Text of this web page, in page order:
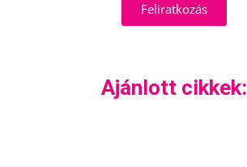
Feliratkozás
Ajánlott cikkek: